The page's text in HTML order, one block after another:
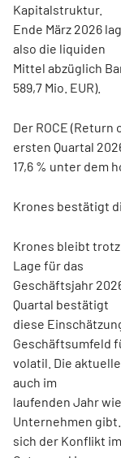
Kapitalstruktur.
Ende März 2026
also die liquiden
Mittel abzüglich
589,7 Mio. EUR).
Der ROCE (Return
ersten Quartal
17,6 % unter dem
Krones bestätigt
Krones bleibt
Lage für das
Geschäftsjahr
Quartal bestätigt
diese
Geschäftsumfeld
volatil. Die
auch im
laufenden Jahr
Unternehmen
sich der Konflikt